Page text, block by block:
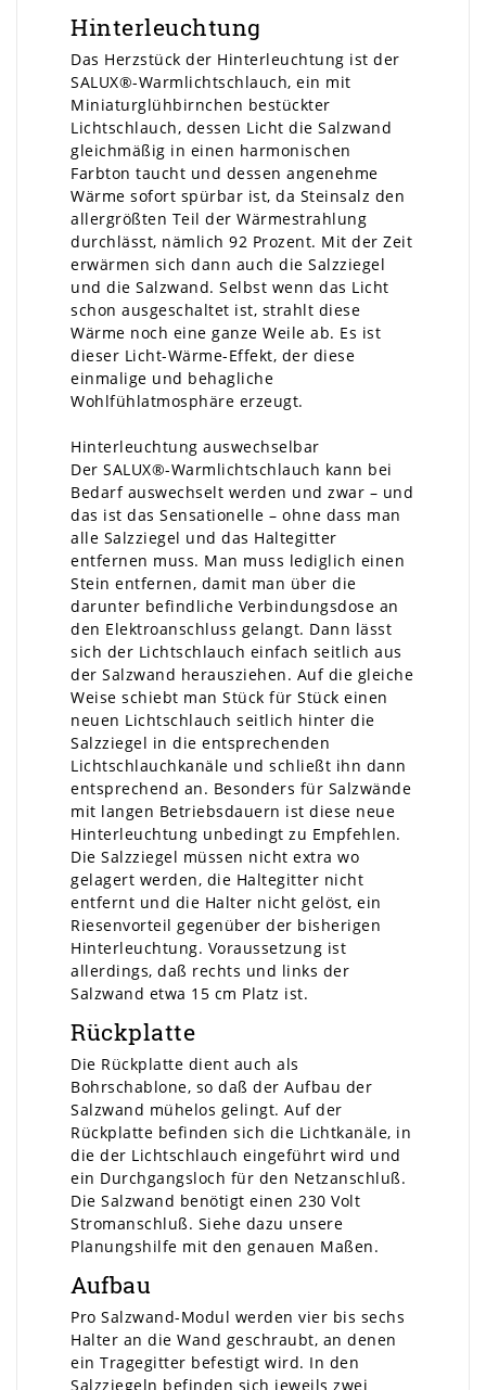
Hinterleuchtung
Das Herzstück der Hinterleuchtung ist der
SALUX®-Warmlichtschlauch, ein mit
Miniaturglühbirnchen bestückter
Lichtschlauch, dessen Licht die Salzwand
gleichmäßig in einen harmonischen
Farbton taucht und dessen angenehme
Wärme sofort spürbar ist, da Steinsalz den
allergrößten Teil der Wärmestrahlung
durchlässt, nämlich 92 Prozent. Mit der Zeit
erwärmen sich dann auch die Salzziegel
und die Salzwand. Selbst wenn das Licht
schon ausgeschaltet ist, strahlt diese
Wärme noch eine ganze Weile ab. Es ist
dieser Licht-Wärme-Effekt, der diese
einmalige und behagliche
Wohlfühlatmosphäre erzeugt.
Hinterleuchtung auswechselbar
Der SALUX®-Warmlichtschlauch kann bei
Bedarf auswechselt werden und zwar – und
das ist das Sensationelle – ohne dass man
alle Salzziegel und das Haltegitter
entfernen muss. Man muss lediglich einen
Stein entfernen, damit man über die
darunter befindliche Verbindungsdose an
den Elektroanschluss gelangt. Dann lässt
sich der Lichtschlauch einfach seitlich aus
der Salzwand herausziehen. Auf die gleiche
Weise schiebt man Stück für Stück einen
neuen Lichtschlauch seitlich hinter die
Salzziegel in die entsprechenden
Lichtschlauchkanäle und schließt ihn dann
entsprechend an. Besonders für Salzwände
mit langen Betriebsdauern ist diese neue
Hinterleuchtung unbedingt zu Empfehlen.
Die Salzziegel müssen nicht extra wo
gelagert werden, die Haltegitter nicht
entfernt und die Halter nicht gelöst, ein
Riesenvorteil gegenüber der bisherigen
Hinterleuchtung. Voraussetzung ist
allerdings, daß rechts und links der
Salzwand etwa 15 cm Platz ist.
Rückplatte
Die Rückplatte dient auch als
Bohrschablone, so daß der Aufbau der
Salzwand mühelos gelingt. Auf der
Rückplatte befinden sich die Lichtkanäle, in
die der Lichtschlauch eingeführt wird und
ein Durchgangsloch für den Netzanschluß.
Die Salzwand benötigt einen 230 Volt
Stromanschluß. Siehe dazu unsere
Planungshilfe mit den genauen Maßen.
Aufbau
Pro Salzwand-Modul werden vier bis sechs
Halter an die Wand geschraubt, an denen
ein Tragegitter befestigt wird. In den
Salzziegeln befinden sich jeweils zwei